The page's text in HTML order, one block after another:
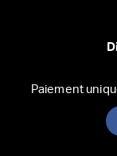
Paiement